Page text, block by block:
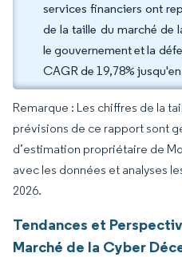
services financiers ont
de la taille du marché de
le gouvernement et la
CAGR de 19,78%
Remarque : Les chiffres de la
prévisions de ce rapport sont
d’estimation propriétaire de
avec les données et analyses
2026.
Tendances et
Marché de la Cyber